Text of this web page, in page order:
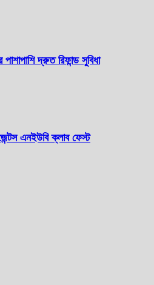
দ্রুত রিফান্ড সুবিধা
এনইউবি ক্লাব ফেস্ট